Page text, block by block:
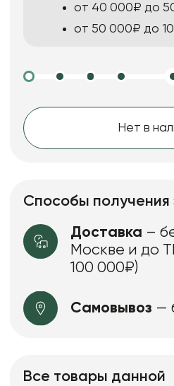
от 40 000₽ до
от 50 000₽ до
Нет в
Способы получения
Доставка –
Москве и до
100 000₽)
Самовывоз —
Все товары данной